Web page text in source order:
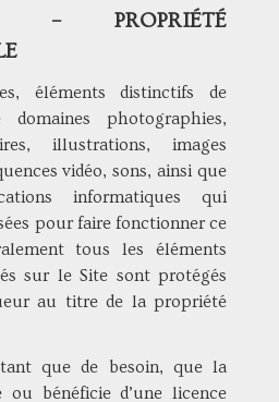
– PROPRIÉTÉ
éléments distinctifs de
photographies,
illustrations, images
vidéo, sons, ainsi que
informatiques qui
pour faire fonctionner ce
tous les éléments
sur le Site sont protégés
au titre de la propriété
que de besoin, que la
bénéficie d’une licence